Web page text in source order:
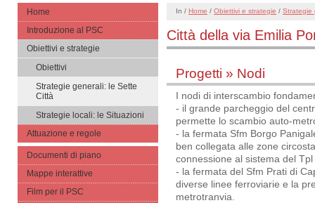
Home
Introduzione al PSC
Obiettivi e strategie
Obiettivi
Strategie generali: le Sette
Città
Strategie locali: le Situazioni
Attuazione e regole
Documenti di piano
Mappe interattive
Film per il PSC
In / Home / Obiettivi e strategie / Strategie
Città della via Emilia
Progetti » Nodi
I nodi di interscambio
- il grande parcheggio del
permette lo scambio auto-
- la fermata Sfm Borgo
ben collegata alle zone
connessione al sistema del
- la fermata del Sfm Prati di
diverse linee ferroviarie e la
metrotranvia.